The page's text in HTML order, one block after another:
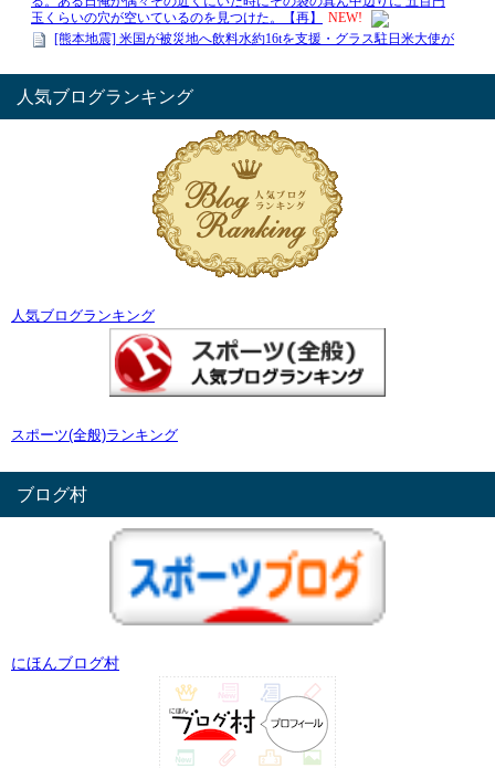
人気ブログランキング
人気ブログランキング
スポーツ(全般)ランキング
ブログ村
にほんブログ村